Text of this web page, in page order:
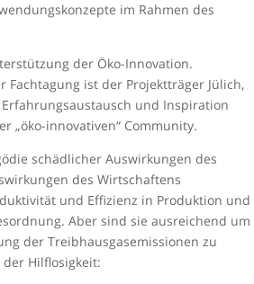
im Rahmen des
der Öko-Innovation.
ist der Projektträger Jülich,
und Inspiration
„öko-innovativen“ Community.
schädlicher Auswirkungen des
des Wirtschaftens
und Effizienz in Produktion und
Aber sind sie ausreichend um
der Treibhausgasemissionen zu
Hilflosigkeit: